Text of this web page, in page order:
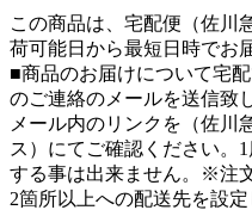
この商品は、宅配便（佐川
荷可能日から最短日時でお
■商品のお届けについて宅
のご連絡のメールを送信致
メール内のリンクを（佐川
ス）にてご確認ください。
する事は出来ません。※注
2箇所以上への配送先を設